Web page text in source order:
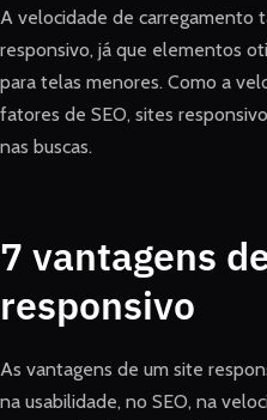
A velocidade de carregamento
responsivo, já que elementos
para telas menores. Como a
fatores de SEO, sites
nas buscas.
7 vantagens
responsivo
As vantagens de um site
na usabilidade, no SEO, na